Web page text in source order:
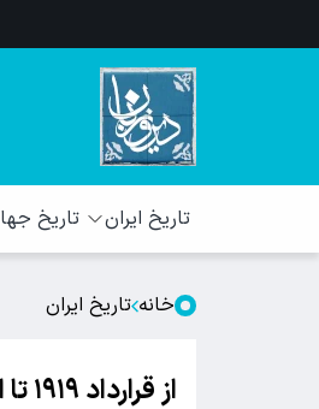
تاریخ ایران تاریخ
خانه تاریخ ایران
از قرارداد ۱۹۱۹ تا انقلاب؛ مسیری پر فراز و نشیب شعار مرگ بر انگلیس